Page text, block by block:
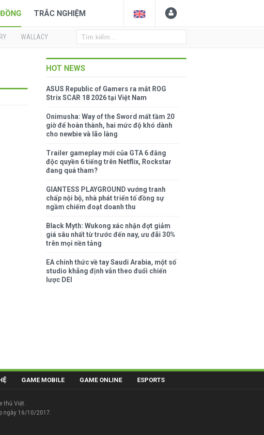
TRẮC NGHIỆM
WALLACY
HOT NEWS
ASUS Republic of Gamers ra mắt ROG
Strix SCAR 18 2026 tại Việt Nam
Onimusha: Way of the Sword mất tầm 20
giờ để hoàn thành, hai mức độ khó dành
cho newbie và lão làng
Trailer gameplay mới của GTA 6 đăng
độc quyền 6 tiếng trên Netflix, Rockstar
đang quá tham?
GIANTESS PLAYGROUND vướng tranh
chấp nội bộ, nhà phát triển tố đồng sự
ngầm chiếm đoạt doanh thu
Black Myth: Wukong xác nhận đợt giảm
giá sâu nhất từ trước đến nay, ưu đãi 30%
trên mọi nền tảng
EA chính thức về tay Saudi Arabia, một số
studio khẳng định vẫn theo đuổi chiến
lược DEI
GAME MOBILE GAME ONLINE ESPORTS
thủ Việt.
ngày 16/10/2017.